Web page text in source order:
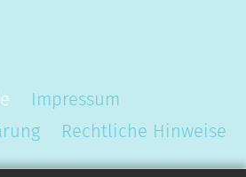
Impressum
Rechtliche Hinweise